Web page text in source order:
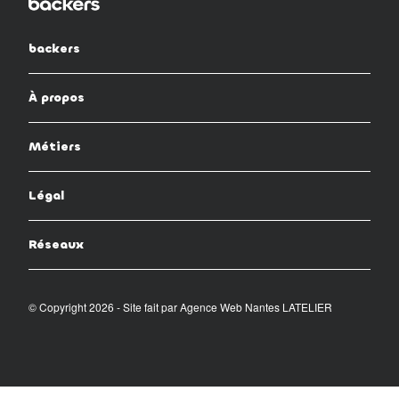
backers
À propos
Métiers
Légal
Réseaux
© Copyright 2026 - Site fait parAgence Web Nantes LATELIER